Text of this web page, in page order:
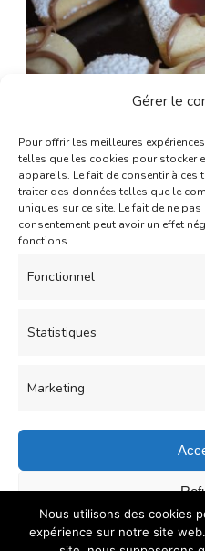
Gérer le
Pour offrir les meilleures
telles que les cookies pour stocker
appareils. Le fait de consentir à
traiter des données telles que le
uniques sur ce site. Le fait de ne
consentement peut avoir un effet
fonctions.
Fonctionnel
Statistiques
Marketing
Enregistrer
Aid Gâteau
Coeurs Sablés
fourrés à la
04/05/2021
Read More
© Copyright 2026
Rights Reserved.Recipe
Delicious. Powered by
Nous utilisons des cookies
expérience sur notre site